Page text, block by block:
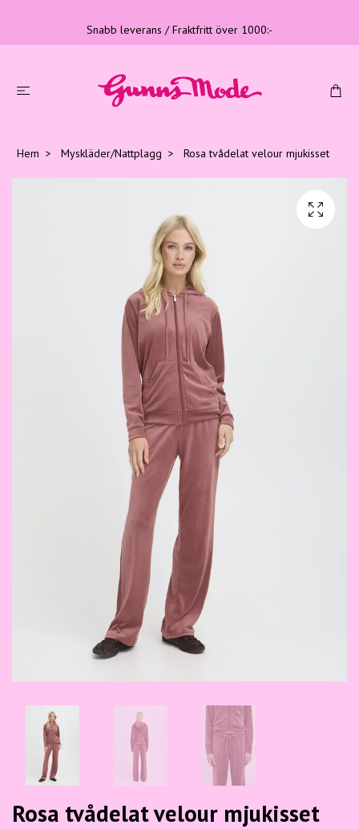
Snabb leverans / Fraktfritt över 1000:-
Hem Myskläder/Nattplagg Rosa tvådelat velour mjukisset
Rosa tvådelat velour mjukisset